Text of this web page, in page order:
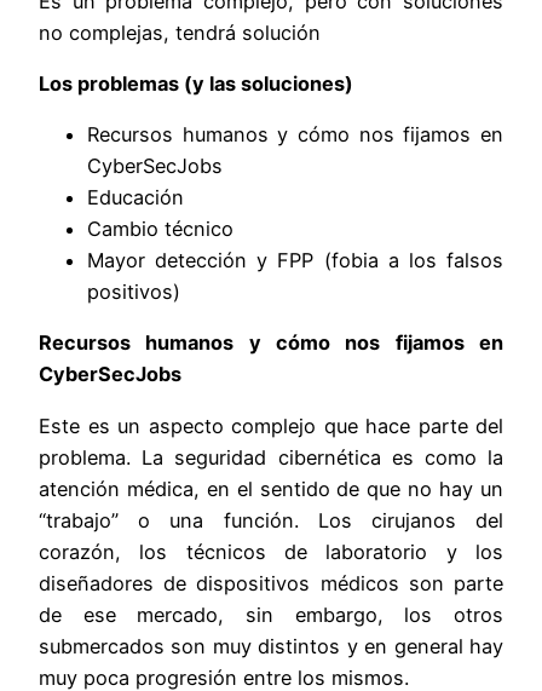
no complejas, tendrá solución
Los problemas (y las soluciones)
Recursos humanos y cómo nos fijamos en
CyberSecJobs
Educación
Cambio técnico
Mayor detección y FPP (fobia a los falsos
positivos)
Recursos humanos y cómo nos fijamos en
CyberSecJobs
Este es un aspecto complejo que hace parte del
problema. La seguridad cibernética es como la
atención médica, en el sentido de que no hay un
“trabajo” o una función. Los cirujanos del
corazón, los técnicos de laboratorio y los
diseñadores de dispositivos médicos son parte
de ese mercado, sin embargo, los otros
submercados son muy distintos y en general hay
muy poca progresión entre los mismos.